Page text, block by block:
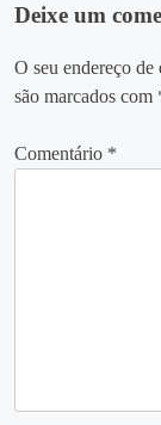
Deixe um
O seu endereço
são marcados com
Comentário *